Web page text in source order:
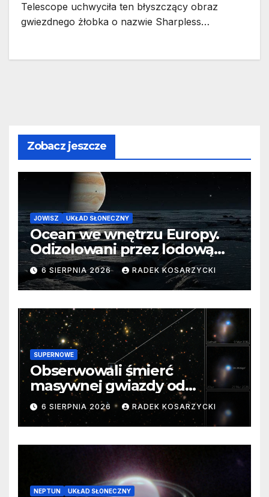
Telescope uchwyciła ten błyszczący obraz
gwiezdnego żłobka o nazwie Sharpless…
Zobacz jeszcze
JOWISZ UKŁAD SŁONECZNY
Ocean we wnętrzu Europy.
Odizolowani przez lodową
barierę
6 SIERPNIA 2026 RADEK KOSARZYCKI
SUPERNOWE
Obserwowali śmierć
masywnej gwiazdy od
samego początku. Niezwykle
cenne dane
6 SIERPNIA 2026 RADEK KOSARZYCKI
NEPTUN UKŁAD SŁONECZNY